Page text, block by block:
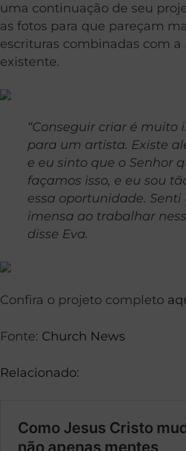
uma continuação de seu
as fotos para que pareçam
escrituras combinadas com a
existente.
“Conseguir criar é muito
para um artista. Existe
e eu sinto que o Senhor
façamos isso, e eu sou
essa oportunidade.
imensa ao trabalhar
disse Eva.
Confira o projeto completo
Fonte: Church News
Relacionado: